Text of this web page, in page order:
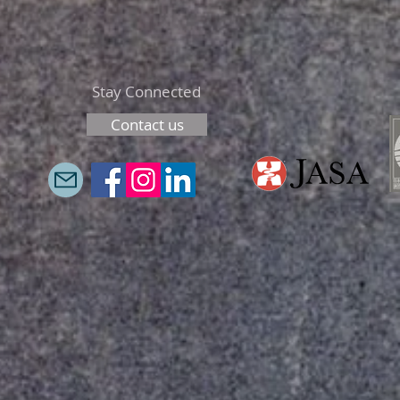
Stay Connected
Contact us